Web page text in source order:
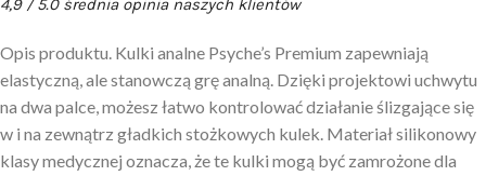
4,9 / 5.0 średnia opinia naszych klientów
Opis produktu. Kulki analne Psyche’s Premium zapewniają
elastyczną, ale stanowczą grę analną. Dzięki projektowi uchwytu
na dwa palce, możesz łatwo kontrolować działanie ślizgające się
w i na zewnątrz gładkich stożkowych kulek. Materiał silikonowy
klasy medycznej oznacza, że te kulki mogą być zamrożone dla